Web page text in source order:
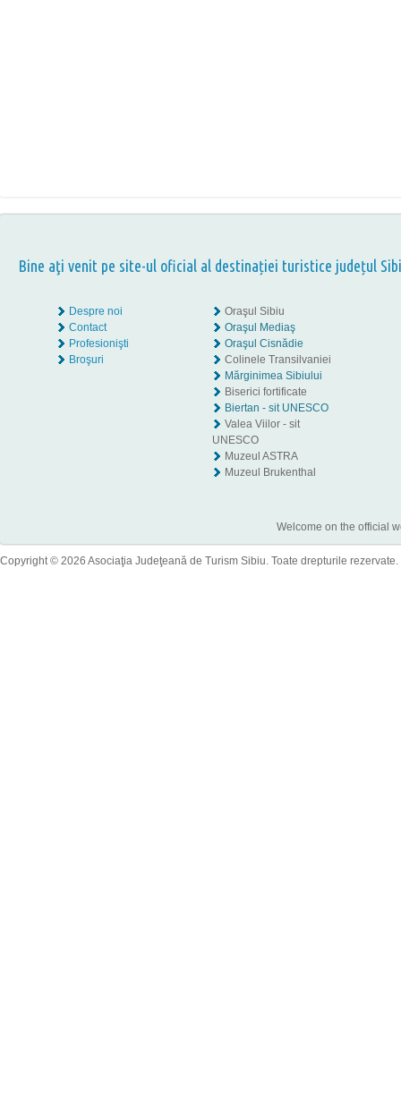
Bine aţi venit pe site-ul oficial al destinației turistice județul
Despre noi
Contact
Profesionişti
Broşuri
Oraşul Sibiu
Oraşul Mediaş
Oraşul Cisnădie
Colinele Transilvaniei
Mărginimea Sibiului
Biserici fortificate
Biertan - sit UNESCO
Valea Viilor - sit
UNESCO
Muzeul ASTRA
Muzeul Brukenthal
Welcome on the official
Copyright © 2026 Asociaţia Judeţeană de Turism Sibiu. Toate drepturile rezervate.